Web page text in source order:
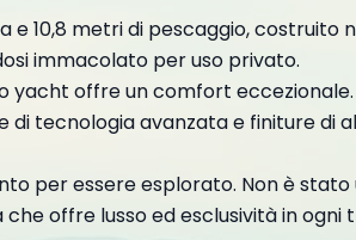
10,8 metri di pescaggio,
immacolato per uso privato.
offre un comfort
tecnologia avanzata e finiture di
per essere esplorato. Non è
offre lusso ed esclusività in ogni